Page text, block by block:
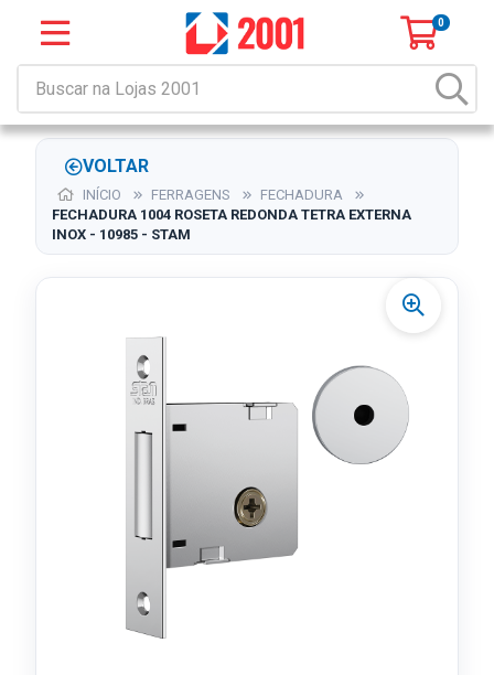
0
VOLTAR
INÍCIO FERRAGENS
FECHADURA
FECHADURA 1004 ROSETA REDONDA TETRA EXTERNA
INOX - 10985 - STAM